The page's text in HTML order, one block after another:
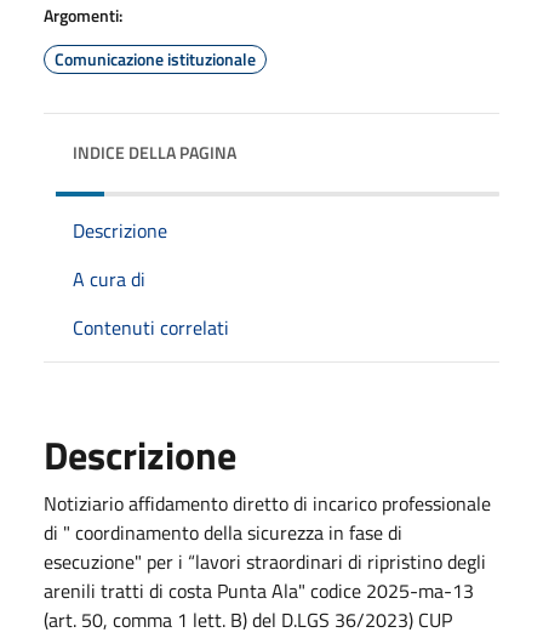
Argomenti:
Comunicazione istituzionale
INDICE DELLA PAGINA
Descrizione
A cura di
Contenuti correlati
Descrizione
Notiziario affidamento diretto di incarico professionale
di " coordinamento della sicurezza in fase di
esecuzione" per i “lavori straordinari di ripristino degli
arenili tratti di costa Punta Ala" codice 2025-ma-13
(art. 50, comma 1 lett. B) del D.LGS 36/2023) CUP